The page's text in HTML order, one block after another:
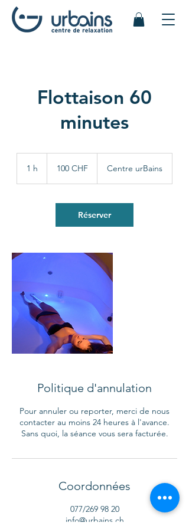
Flottaison 60
minutes
1 h
suisses
100 CHF Centre urBains
Réserver
Politique d'annulation
Pour annuler ou reporter, merci de nous
contacter au moins 24 heures à l'avance.
Sans quoi, la séance vous sera facturée.
Coordonnées
077/269 98 20
info@urbains.ch